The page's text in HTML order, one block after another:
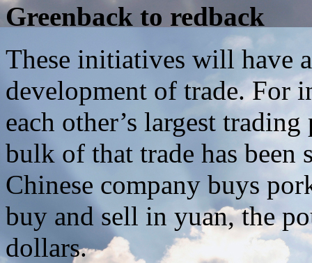
Greenback to redback
These initiatives will have
development of trade. For
each other’s largest
bulk of that trade has
Chinese company buys
buy and sell in yuan, the
dollars.